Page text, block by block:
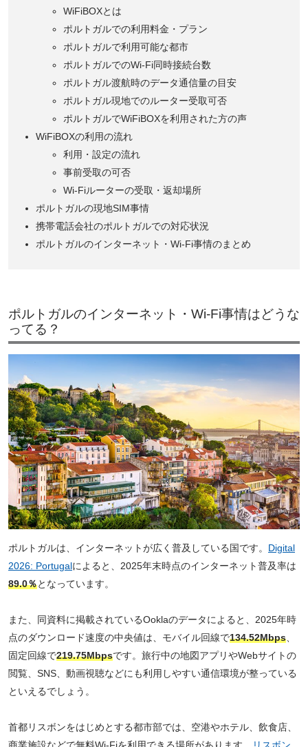
WiFiBOXとは
ポルトガルでの利用料金・プラン
ポルトガルで利用可能な都市
ポルトガルでのWi-Fi同時接続台数
ポルトガル渡航時のデータ通信量の目安
ポルトガル現地でのルーター受取可否
ポルトガルでWiFiBOXを利用された方の声
WiFiBOXの利用の流れ
利用・設定の流れ
事前受取の可否
Wi-Fiルーターの受取・返却場所
ポルトガルの現地SIM事情
携帯電話会社のポルトガルでの対応状況
ポルトガルのインターネット・Wi-Fi事情のまとめ
ポルトガルのインターネット・Wi-Fi事情はどうな
ってる？
ポルトガルは、インターネットが広く普及している国です。 Digital
2026: Portugalによると、2025年末時点のインターネット普及率は
89.0％となっています。
また、同資料に掲載されているOoklaのデータによると、2025年時
点のダウンロード速度の中央値は、モバイル回線で134.52Mbps、
固定回線で219.75Mbpsです。旅行中の地図アプリやWebサイトの
閲覧、SNS、動画視聴などにも利用しやすい通信環境が整っている
といえるでしょう。
首都リスボンをはじめとする都市部では、空港やホテル、飲食店、